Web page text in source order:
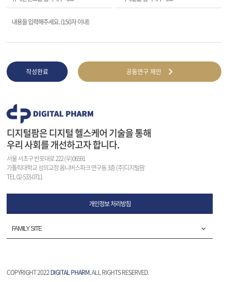
디지털팜은 디지털 헬스케어 기술을 통해
우리 사회를 개선하고자 합니다.
서울 서초구 반포대로 222 (우)06591
가톨릭대학교 성의교정 옴니버스파크 연구동 3층 (주)디지털팜
TEL 02-533-0711
개인정보 처리방침
FAMILY SITE
COPYRIGHT 2022DIGITAL PHARM.ALL RIGHTS RESERVED.
내용을 입력해주세요. (150자 이내)
작성완료 공동연구 제안